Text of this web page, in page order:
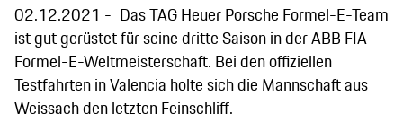
02.12.2021
Das TAG Heuer Porsche Formel-E-Team
ist gut gerüstet für seine dritte Saison in der ABB FIA
Formel-E-Weltmeisterschaft. Bei den offiziellen
Testfahrten in Valencia holte sich die Mannschaft aus
Weissach den letzten Feinschliff.